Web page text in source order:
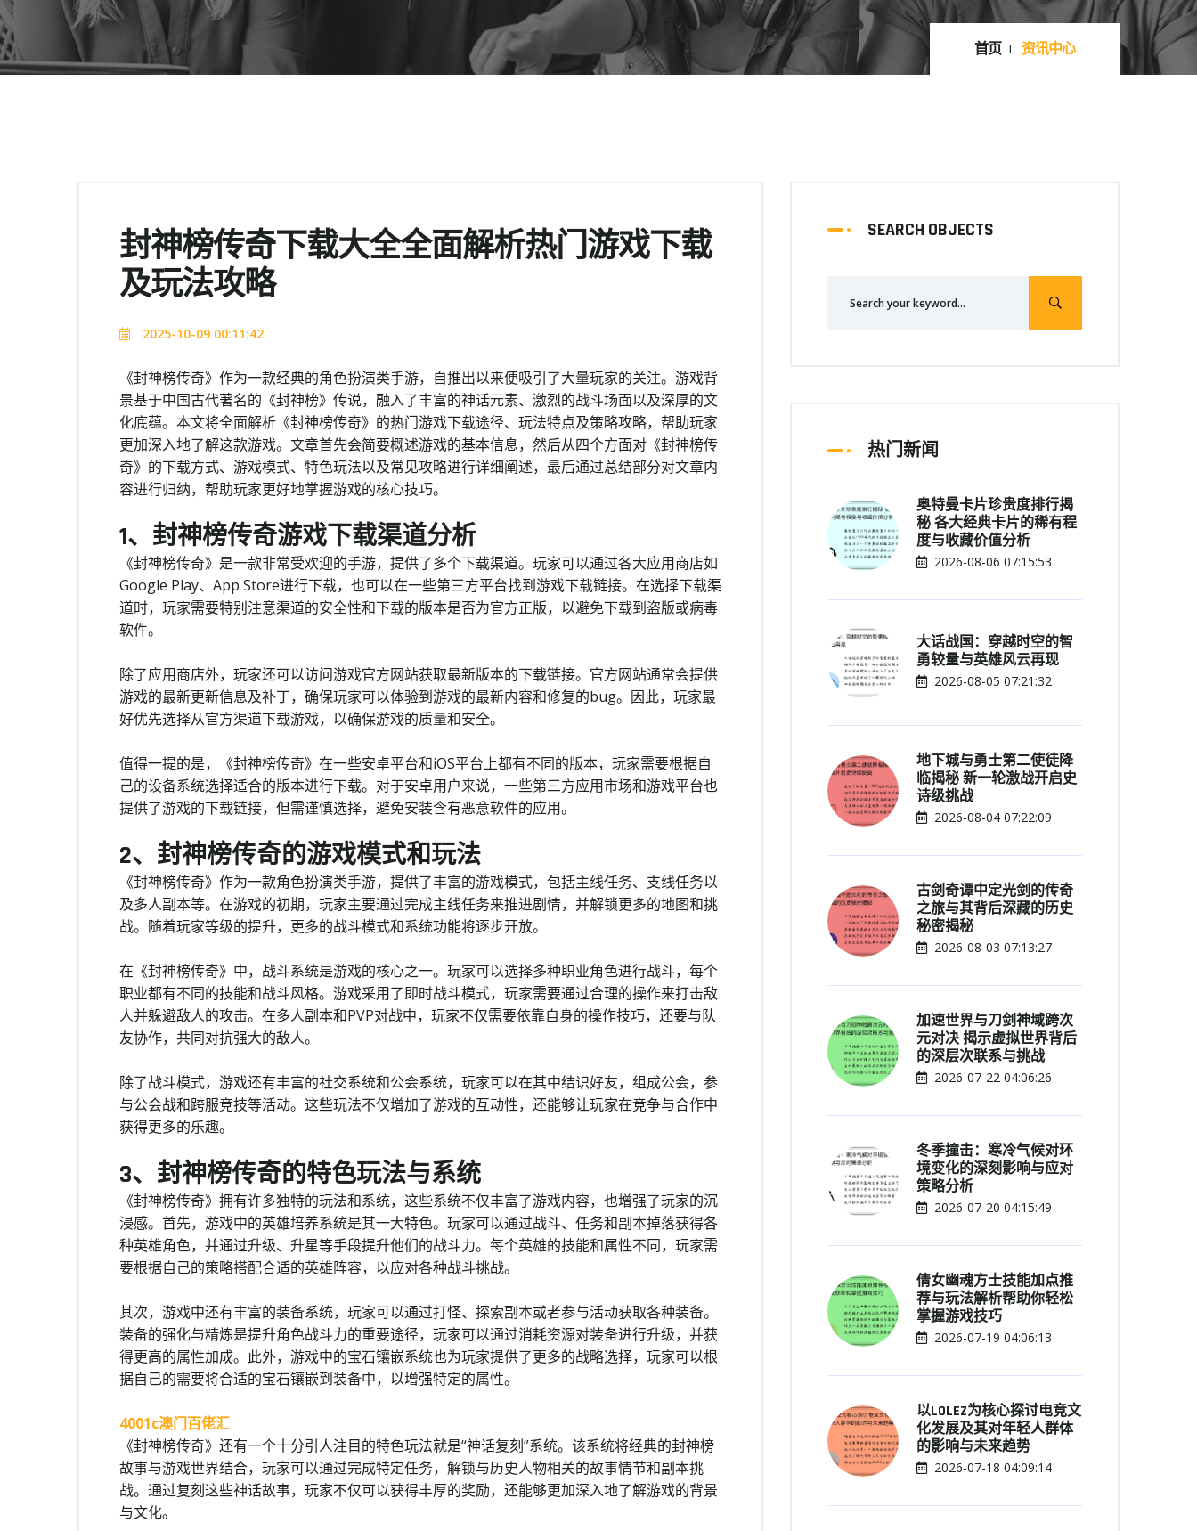
首页 资讯中心
封神榜传奇下载大全全面解析热门游戏下载
及玩法攻略
2025-10-09 00:11:42
《封神榜传奇》作为一款经典的角色扮演类手游，自推出以来便吸引了大量玩家的关注。游戏背
景基于中国古代著名的《封神榜》传说，融入了丰富的神话元素、激烈的战斗场面以及深厚的文
化底蕴。本文将全面解析《封神榜传奇》的热门游戏下载途径、玩法特点及策略攻略，帮助玩家
更加深入地了解这款游戏。文章首先会简要概述游戏的基本信息，然后从四个方面对《封神榜传
奇》的下载方式、游戏模式、特色玩法以及常见攻略进行详细阐述，最后通过总结部分对文章内
容进行归纳，帮助玩家更好地掌握游戏的核心技巧。
1、封神榜传奇游戏下载渠道分析
《封神榜传奇》是一款非常受欢迎的手游，提供了多个下载渠道。玩家可以通过各大应用商店如
Google Play、App Store进行下载，也可以在一些第三方平台找到游戏下载链接。在选择下载渠
道时，玩家需要特别注意渠道的安全性和下载的版本是否为官方正版，以避免下载到盗版或病毒
软件。
除了应用商店外，玩家还可以访问游戏官方网站获取最新版本的下载链接。官方网站通常会提供
游戏的最新更新信息及补丁，确保玩家可以体验到游戏的最新内容和修复的bug。因此，玩家最
好优先选择从官方渠道下载游戏，以确保游戏的质量和安全。
值得一提的是，《封神榜传奇》在一些安卓平台和iOS平台上都有不同的版本，玩家需要根据自
己的设备系统选择适合的版本进行下载。对于安卓用户来说，一些第三方应用市场和游戏平台也
提供了游戏的下载链接，但需谨慎选择，避免安装含有恶意软件的应用。
2、封神榜传奇的游戏模式和玩法
《封神榜传奇》作为一款角色扮演类手游，提供了丰富的游戏模式，包括主线任务、支线任务以
及多人副本等。在游戏的初期，玩家主要通过完成主线任务来推进剧情，并解锁更多的地图和挑
战。随着玩家等级的提升，更多的战斗模式和系统功能将逐步开放。
在《封神榜传奇》中，战斗系统是游戏的核心之一。玩家可以选择多种职业角色进行战斗，每个
职业都有不同的技能和战斗风格。游戏采用了即时战斗模式，玩家需要通过合理的操作来打击敌
人并躲避敌人的攻击。在多人副本和PVP对战中，玩家不仅需要依靠自身的操作技巧，还要与队
友协作，共同对抗强大的敌人。
除了战斗模式，游戏还有丰富的社交系统和公会系统，玩家可以在其中结识好友，组成公会，参
与公会战和跨服竞技等活动。这些玩法不仅增加了游戏的互动性，还能够让玩家在竞争与合作中
获得更多的乐趣。
3、封神榜传奇的特色玩法与系统
《封神榜传奇》拥有许多独特的玩法和系统，这些系统不仅丰富了游戏内容，也增强了玩家的沉
浸感。首先，游戏中的英雄培养系统是其一大特色。玩家可以通过战斗、任务和副本掉落获得各
种英雄角色，并通过升级、升星等手段提升他们的战斗力。每个英雄的技能和属性不同，玩家需
要根据自己的策略搭配合适的英雄阵容，以应对各种战斗挑战。
其次，游戏中还有丰富的装备系统，玩家可以通过打怪、探索副本或者参与活动获取各种装备。
装备的强化与精炼是提升角色战斗力的重要途径，玩家可以通过消耗资源对装备进行升级，并获
得更高的属性加成。此外，游戏中的宝石镶嵌系统也为玩家提供了更多的战略选择，玩家可以根
据自己的需要将合适的宝石镶嵌到装备中，以增强特定的属性。
4001c澳门百佬汇
《封神榜传奇》还有一个十分引人注目的特色玩法就是“神话复刻”系统。该系统将经典的封神榜
故事与游戏世界结合，玩家可以通过完成特定任务，解锁与历史人物相关的故事情节和副本挑
战。通过复刻这些神话故事，玩家不仅可以获得丰厚的奖励，还能够更加深入地了解游戏的背景
与文化。
SEARCH OBJECTS
热门新闻
奥特曼卡片珍贵度排行揭
秘 各大经典卡片的稀有程
度与收藏价值分析
2026-08-06 07:15:53
大话战国：穿越时空的智
勇较量与英雄风云再现
2026-08-05 07:21:32
地下城与勇士第二使徒降
临揭秘 新一轮激战开启史
诗级挑战
2026-08-04 07:22:09
古剑奇谭中定光剑的传奇
之旅与其背后深藏的历史
秘密揭秘
2026-08-03 07:13:27
加速世界与刀剑神域跨次
元对决 揭示虚拟世界背后
的深层次联系与挑战
2026-07-22 04:06:26
冬季撞击：寒冷气候对环
境变化的深刻影响与应对
策略分析
2026-07-20 04:15:49
倩女幽魂方士技能加点推
荐与玩法解析帮助你轻松
掌握游戏技巧
2026-07-19 04:06:13
以LOLEZ为核心探讨电竞文
化发展及其对年轻人群体
的影响与未来趋势
2026-07-18 04:09:14